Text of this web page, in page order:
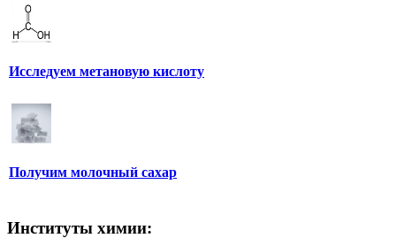
Исследуем метановую кислоту
Получим молочный сахар
Институты химии: